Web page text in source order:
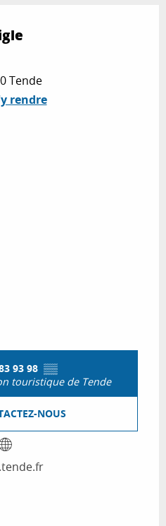
Tende
rendre
93 98 ▒▒
touristique de Tende
NOUS